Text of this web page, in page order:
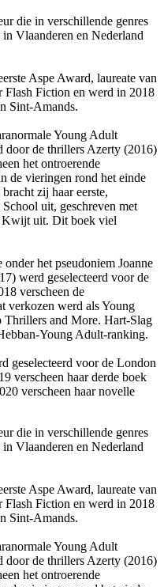
die in verschillende genres
Vlaanderen en Nederland
Aspe Award, laureate van
Flash Fiction en werd in 2018
Sint-Amands.
Young Adult
door de thrillers Azerty (2016)
het ontroerende
de vieringen rond het einde
zij haar eerste,
uit, geschreven met
Kwijt uit. Dit boek viel
het pseudoniem Joanne
werd geselecteerd voor de
verscheen de
verkozen werd als Young
Thrillers and More. Hart-Slag
Young Adult-ranking.
geselecteerd voor de London
verscheen haar derde boek
verscheen haar novelle
die in verschillende genres
Vlaanderen en Nederland
Aspe Award, laureate van
Flash Fiction en werd in 2018
Sint-Amands.
Young Adult
door de thrillers Azerty (2016)
het ontroerende